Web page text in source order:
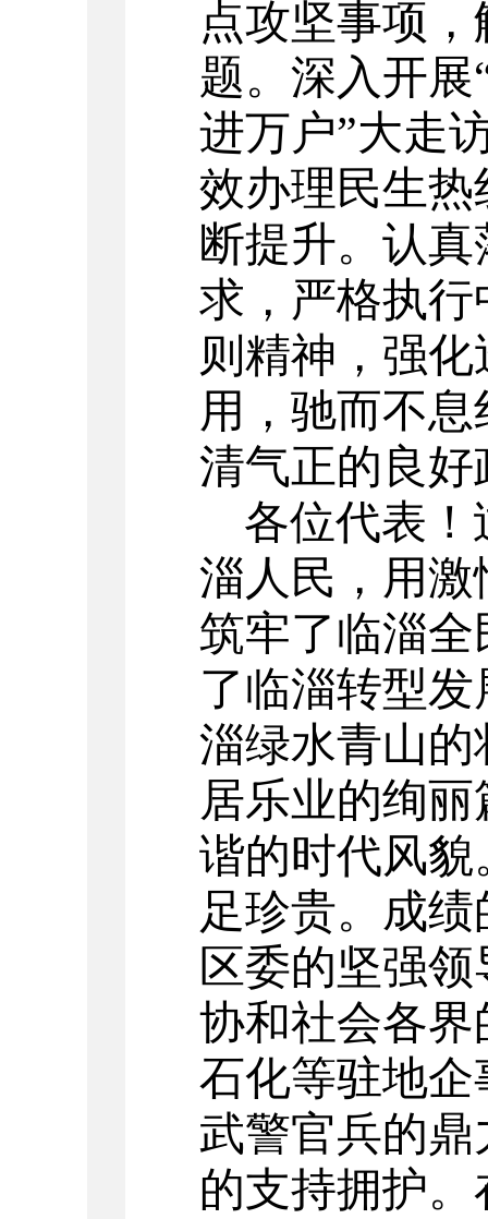
点攻坚事项
题。深入开展
进万户”大走
效办理民生
断提升。认
求，严格执
则精神，强
用，驰而不
清气正的良
各位代表
淄人民，用
筑牢了临淄
了临淄转型
淄绿水青山
居乐业的绚
谐的时代风
足珍贵。成
区委的坚强
协和社会各
石化等驻地
武警官兵的
的支持拥护